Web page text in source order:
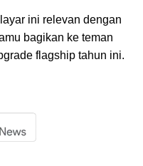
ini relevan dengan
bagikan ke teman
flagship tahun ini.